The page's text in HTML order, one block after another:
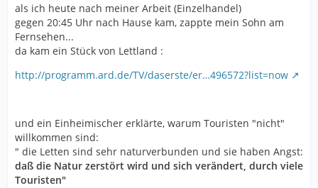
als ich heute nach meiner Arbeit (Einzelhandel)
gegen 20:45 Uhr nach Hause kam, zappte mein Sohn am
Fernsehen...
da kam ein Stück von Lettland :
http://programm.ard.de/TV/daserste/er…496572?list=now
und ein Einheimischer erklärte, warum Touristen "nicht"
willkommen sind:
" die Letten sind sehr naturverbunden und sie haben Angst:
daß die Natur zerstört wird und sich verändert, durch viele
Touristen"